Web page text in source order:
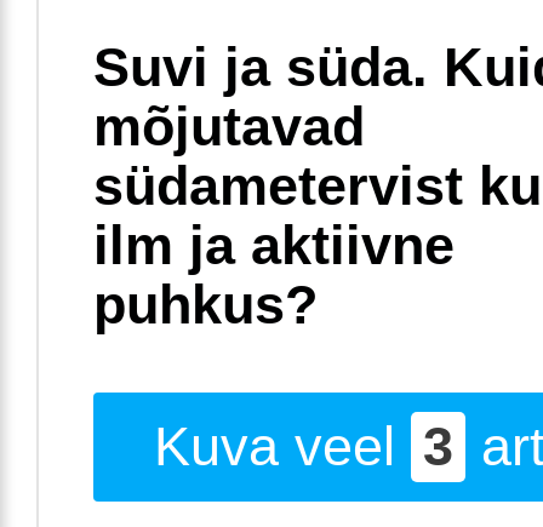
Suvi ja süda.
mõjutavad
südametervist
ilm ja aktiivne
puhkus?
Kuva veel 3